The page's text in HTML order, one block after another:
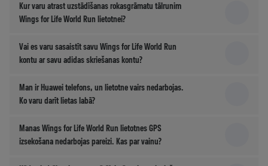
Kur varu atrast uzstādīšanas rokasgrāmatu tālrunim
Wings for Life World Run lietotnei?
Vai es varu sasaistīt savu Wings for Life World Run
kontu ar savu adidas skriešanas kontu?
Man ir Huawei telefons, un lietotne vairs nedarbojas.
Ko varu darīt lietas labā?
Manas Wings for Life World Run lietotnes GPS
izsekošana nedarbojas pareizi. Kas par vainu?